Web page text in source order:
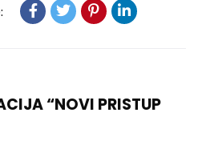
“NOVI PRISTUP